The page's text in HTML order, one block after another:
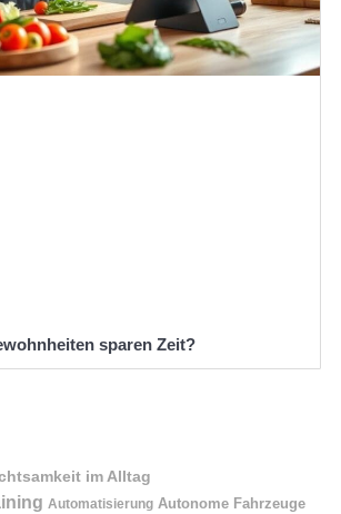
sparen Zeit?
im Alltag
Automatisierung Autonome Fahrzeuge